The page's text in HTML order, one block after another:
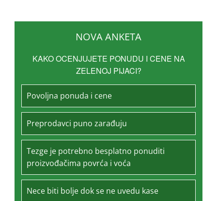
NOVA ANKETA
KAKO OCENJUJETE PONUDU I CENE NA
ZELENOJ PIJACI?
Povoljna ponuda i cene
Preprodavci puno zarađuju
Tezge je potrebno besplatno ponuditi
proizvođačima povrća i voća
Nece biti bolje dok se ne uvedu kase